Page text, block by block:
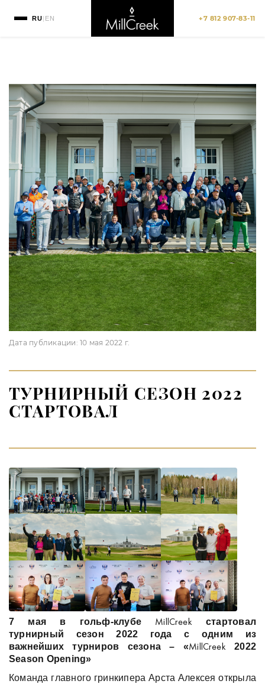
RU| EN +7 812 907-83-11
Дата публикации:10 мая 2022 г.
ТУРНИРНЫЙ СЕЗОН 2022
СТАРТОВАЛ
7 мая в гольф-клубе MillCreekстартовал
турнирный сезон 2022 года с одним из
важнейших турниров сезона – «MillCreek2022
Season Opening»
Команда главного гринкипера Арста Алексея открыла